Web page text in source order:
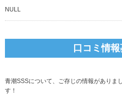
NULL
口コミ情
青潮SSSについて、ご存じの情報がありま
す！